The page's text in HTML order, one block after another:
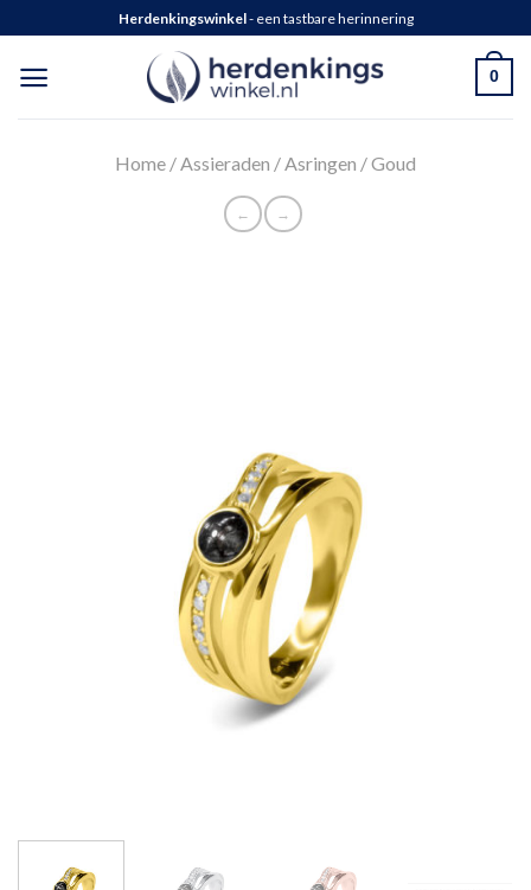
Herdenkingswinkel- een tastbare herinnering
0
Home /Assieraden /Asringen /Goud
← →